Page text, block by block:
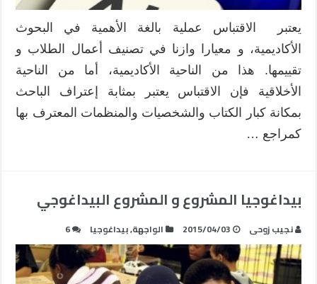
يعتبر الاقتباس عملية بالغة الأهمية في البحوث
الأكاديمية، و معيارا وازنا في تصنيف أعمال الطلاب و
تقييمها. هذا من الناحية الأكاديمية، أما من الناحية
الأخلاقية فإن الاقتباس يعتبر بمثابة إعتراف الباحث
بمكانة كبار الكتاب والشخصيات والمنظمات المعترف بها
كمراجع …
بيداغوجيا المشروع و المشروع البيداغوجي
نجيب زوحى 2015/04/03 الواجهة,بيداغوجيا 6